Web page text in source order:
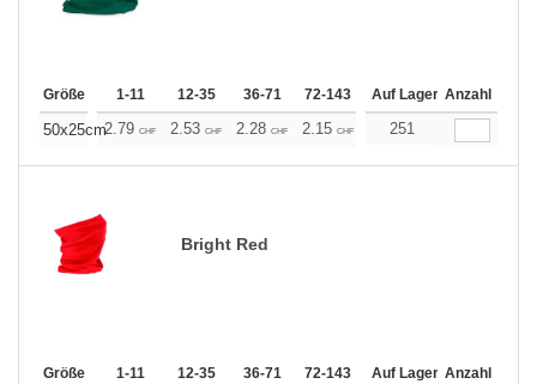
Größe 1-11 12-35 36-71 72-143 144-287 288 +
Auf Lager Anzahl
50x25cm2.79 CHF 2.53 CHF 2.28 CHF 2.15 CHF 2.03CHF
251
Bright Red
Größe 1-11 12-35 36-71 72-143 144-287 288 +
Auf Lager Anzahl